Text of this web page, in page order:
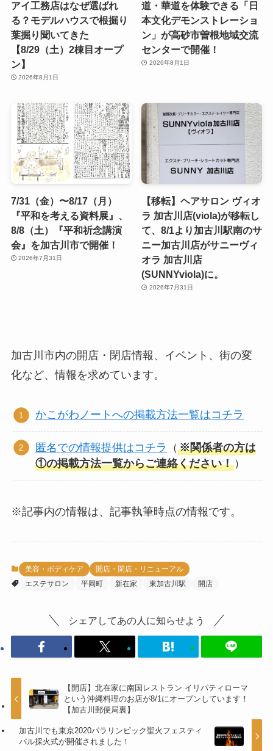
アイ工務店はなぜ選ばれ
る？モデルハウスで根掘り
葉掘り聞いてきた
【8/29（土）2棟目オープ
ン】
2026年8月1日
道・華道を体験できる「日
本文化デモンストレーショ
ン」が高砂市曽根地域交流
センターで開催！
2026年8月1日
7/31（金）〜8/17（月）
『平和を考える資料展』、
8/8（土）『平和祈念講演
会』を加古川市で開催！
2026年7月31日
【移転】ヘアサロン ヴィオ
ラ 加古川店(viola)が移転し
て、8/1より加古川駅南のサ
ニー加古川店がサニーヴィ
オラ 加古川店
(SUNNYviola)に。
2026年7月31日
加古川市内の開店・閉店情報、イベント、街の変
化など、情報を求めています。
かこがわノートへの掲載方法一覧はコチラ
匿名での情報提供はコチラ （※関係者の方は
①の掲載方法一覧からご連絡ください！ ）
※記事内の情報は、記事執筆時点の情報です。
美容・ボディケア
開店・閉店・リニューアル
エステサロン
平岡町 新在家 東加古川駅 開店
シェアしてあの人に知らせよう
【開店】北在家に南国レストラン イリパティローマ
という沖縄料理のお店が8/1にオープンしています！
【加古川郵便局裏】
加古川でも東京2020パラリンピック聖火フェスティ
バル採火式が開催されました！